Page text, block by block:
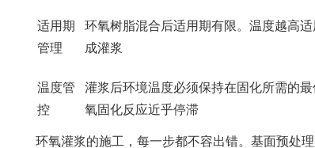
适用期
管理
环氧树脂混合后适用期有限。温度越高
成灌浆
温度管
控
灌浆后环境温度必须保持在固化所需的
氧固化反应近乎停滞
环氧灌浆的施工，每一步都不容出错。基面预